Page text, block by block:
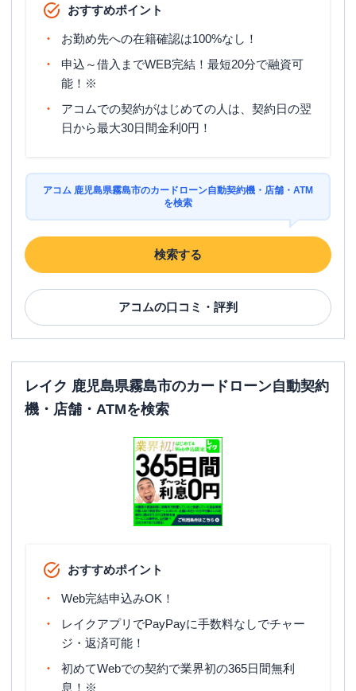
おすすめポイント
お勤め先への在籍確認は100%なし！
申込～借入までWEB完結！最短20分で融資可
能！※
アコムでの契約がはじめての人は、契約日の翌
日から最大30日間金利0円！
アコム 鹿児島県霧島市のカードローン自動契約機・店舗・ATM
を検索
検索する
アコムの口コミ・評判
レイク 鹿児島県霧島市のカードローン自動契約
機・店舗・ATMを検索
おすすめポイント
Web完結申込みOK！
レイクアプリでPayPayに手数料なしでチャー
ジ・返済可能！
初めてWebでの契約で業界初の365日間無利
息！※